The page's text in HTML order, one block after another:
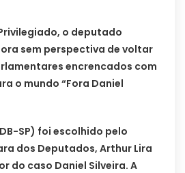
o deputado
sem perspectiva de voltar
encrencados com
o mundo “Fora Daniel
SP) foi escolhido pelo
dos Deputados, Arthur Lira
do caso Daniel Silveira. A